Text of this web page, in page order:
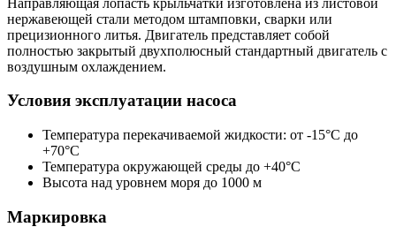
нержавеющей стали методом штамповки, сварки или
прецизионного литья. Двигатель представляет собой
полностью закрытый двухполюсный стандартный двигатель с
воздушным охлаждением.
Условия эксплуатации насоса
Температура перекачиваемой жидкости: от -15°C до
+70°C
Температура окружающей среды до +40°C
Высота над уровнем моря до 1000 м
Маркировка